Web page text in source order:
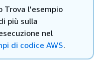
Trova l'esempio
più sulla
nel
di codice AWS.